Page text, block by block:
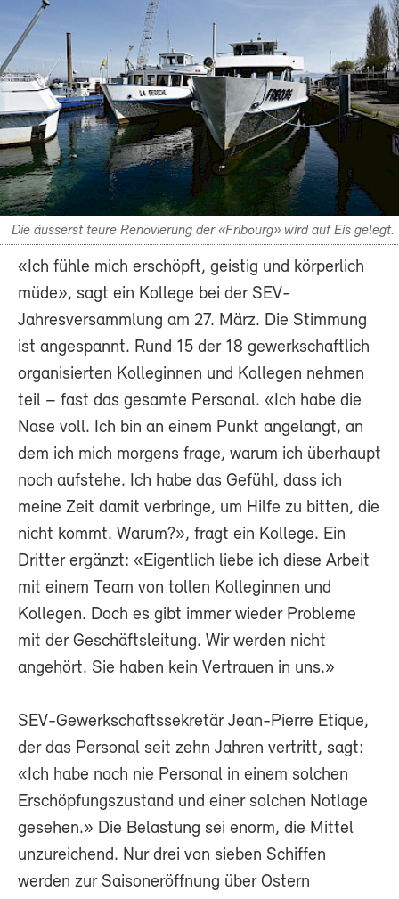
Die äusserst teure Renovierung der «Fribourg» wird auf Eis gelegt.
«Ich fühle mich erschöpft, geistig und körperlich
müde», sagt ein Kollege bei der SEV-
Jahresversammlung am 27. März. Die Stimmung
ist angespannt. Rund 15 der 18 gewerkschaftlich
organisierten Kolleginnen und Kollegen nehmen
teil – fast das gesamte Personal. «Ich habe die
Nase voll. Ich bin an einem Punkt angelangt, an
dem ich mich morgens frage, warum ich überhaupt
noch aufstehe. Ich habe das Gefühl, dass ich
meine Zeit damit verbringe, um Hilfe zu bitten, die
nicht kommt. Warum?», fragt ein Kollege. Ein
Dritter ergänzt: «Eigentlich liebe ich diese Arbeit
mit einem Team von tollen Kolleginnen und
Kollegen. Doch es gibt immer wieder Probleme
mit der Geschäftsleitung. Wir werden nicht
angehört. Sie haben kein Vertrauen in uns.»
SEV-Gewerkschaftssekretär Jean-Pierre Etique,
der das Personal seit zehn Jahren vertritt, sagt:
«Ich habe noch nie Personal in einem solchen
Erschöpfungszustand und einer solchen Notlage
gesehen.» Die Belastung sei enorm, die Mittel
unzureichend. Nur drei von sieben Schiffen
werden zur Saisoneröffnung über Ostern